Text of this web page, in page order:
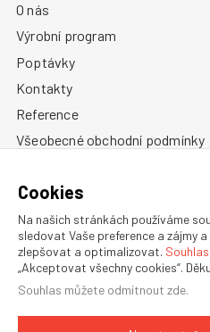
O nás
Výrobní program
Poptávky
Kontakty
Reference
Všeobecné obchodní podmínky
Informace o cookies
OBCHODNÍ ZASTOUPENÍ V
Cookies
Na našich stránkách používáme
sledovat Vaše preference a zájmy
zlepšovat a optimalizovat. Souhlas
„Akceptovat všechny cookies“.
Souhlas můžete odmítnout zde.